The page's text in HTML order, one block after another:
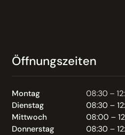
Öffnungszeiten
Montag
08:30 –
Dienstag
08:30 –
Mittwoch
08:00 –
Donnerstag
08:30 –